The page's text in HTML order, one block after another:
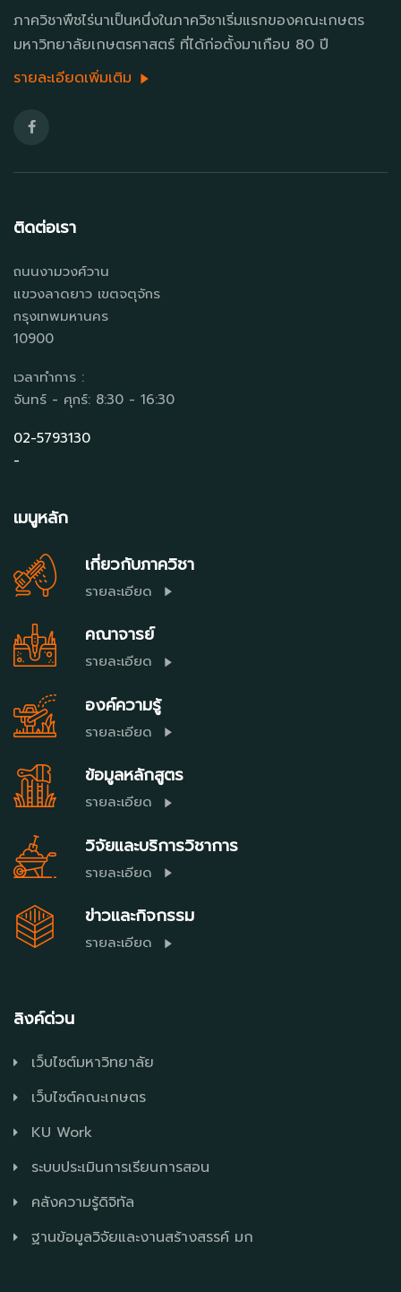
ภาควิชาพืชไร่นาเป็นหนึ่งในภาควิชาเริ่มแรกของคณะเกษตร
มหาวิทยาลัยเกษตรศาสตร์ ที่ได้ก่อตั้งมาเกือบ 80 ปี
รายละเอียดเพิ่มเติม
ติดต่อเรา
ถนนงามวงศ์วาน
แขวงลาดยาว เขตจตุจักร
กรุงเทพมหานคร
10900
เวลาทำการ :
จันทร์ - ศุกร์: 8:30 - 16:30
02-5793130
-
เมนูหลัก
เกี่ยวกับภาควิชา
รายละเอียด
คณาจารย์
รายละเอียด
องค์ความรู้
รายละเอียด
ข้อมูลหลักสูตร
รายละเอียด
วิจัยและบริการวิชาการ
รายละเอียด
ข่าวและกิจกรรม
รายละเอียด
ลิงค์ด่วน
เว็บไซต์มหาวิทยาลัย
เว็บไซต์คณะเกษตร
KU Work
ระบบประเมินการเรียนการสอน
คลังความรู้ดิจิทัล
ฐานข้อมูลวิจัยและงานสร้างสรรค์ มก